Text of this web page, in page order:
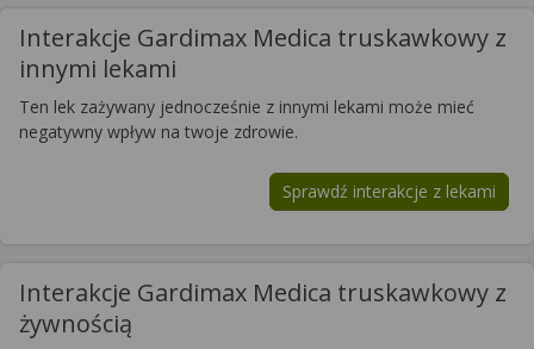
Interakcje Gardimax Medica truskawkowy z
innymi lekami
Ten lek zażywany jednocześnie z innymi lekami może mieć
negatywny wpływ na twoje zdrowie.
Sprawdź interakcje z lekami
Interakcje Gardimax Medica truskawkowy z
żywnością